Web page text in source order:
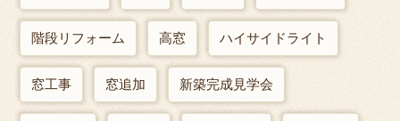
階段リフォーム 高窓 ハイサイドライト
窓工事 窓追加 新築完成見学会